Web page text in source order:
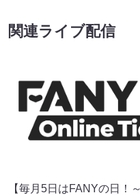
関連ライブ配信
【毎月5日はFANYの日！